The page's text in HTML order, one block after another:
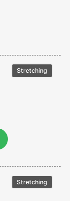
Stretching
Stretching